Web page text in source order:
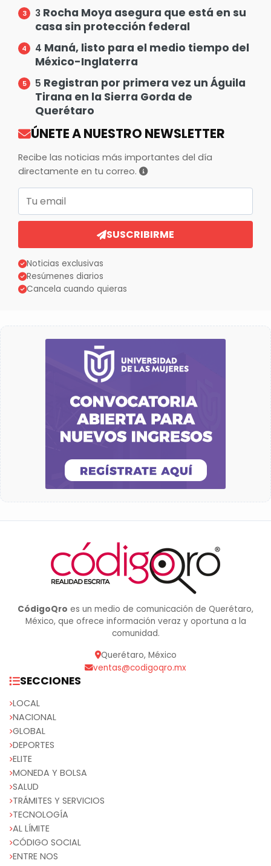
3 Rocha Moya asegura que está en su
casa sin protección federal
4 Maná, listo para el medio tiempo del
México-Inglaterra
5 Registran por primera vez un Águila
Tirana en la Sierra Gorda de
Querétaro
ÚNETE A NUESTRO NEWSLETTER
Recibe las noticias más importantes del día
directamente en tu correo.
SUSCRIBIRME
Noticias exclusivas
Resúmenes diarios
Cancela cuando quieras
CódigoQro es un medio de comunicación de Querétaro,
México, que ofrece información veraz y oportuna a la
comunidad.
Querétaro, México
ventas@codigoqro.mx
SECCIONES
LOCAL
NACIONAL
GLOBAL
DEPORTES
ELITE
MONEDA Y BOLSA
SALUD
TRÁMITES Y SERVICIOS
TECNOLOGÍA
AL LÍMITE
CÓDIGO SOCIAL
ENTRE NOS